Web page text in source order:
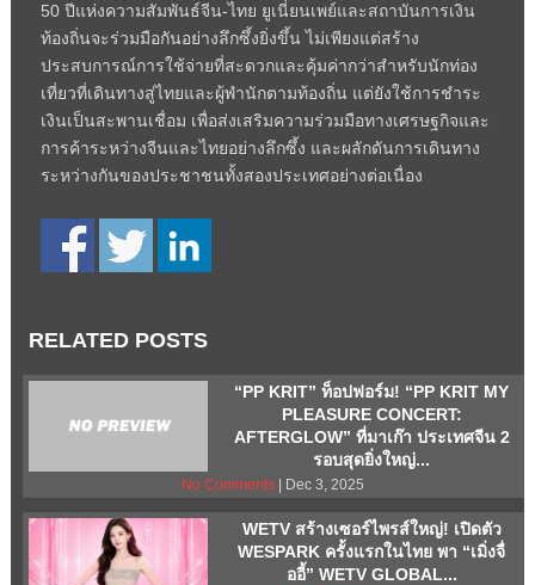
50 ปีแห่งความสัมพันธ์จีน-ไทย ยูเนี่ยนเพย์และสถาบันการเงิน
ท้องถิ่นจะร่วมมือกันอย่างลึกซึ้งยิ่งขึ้น ไม่เพียงแต่สร้าง
ประสบการณ์การใช้จ่ายที่สะดวกและคุ้มค่ากว่าสำหรับนักท่อง
เที่ยวที่เดินทางสู่ไทยและผู้พำนักตามท้องถิ่น แต่ยังใช้การชำระ
เงินเป็นสะพานเชื่อม เพื่อส่งเสริมความร่วมมือทางเศรษฐกิจและ
การค้าระหว่างจีนและไทยอย่างลึกซึ้ง และผลักดันการเดินทาง
ระหว่างกันของประชาชนทั้งสองประเทศอย่างต่อเนื่อง
RELATED POSTS
“PP KRIT” ท็อปฟอร์ม! “PP KRIT MY
PLEASURE CONCERT:
AFTERGLOW” ที่มาเก๊า ประเทศจีน 2
รอบสุดยิ่งใหญ่...
No Comments | Dec 3, 2025
WETV สร้างเซอร์ไพรส์ใหญ่! เปิดตัว
WESPARK ครั้งแรกในไทย พา “เมิ่งจื่
ออี้” WETV GLOBAL...